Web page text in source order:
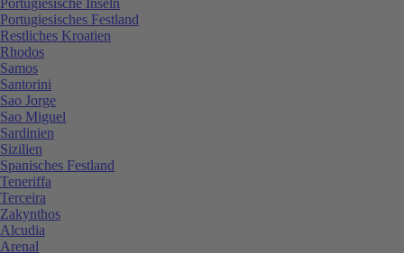
Portugiesisches Festland
Restliches Kroatien
Rhodos
Samos
Santorini
Sao Jorge
Sao Miguel
Sardinien
Sizilien
Spanisches Festland
Teneriffa
Terceira
Zakynthos
Alcudia
Arenal